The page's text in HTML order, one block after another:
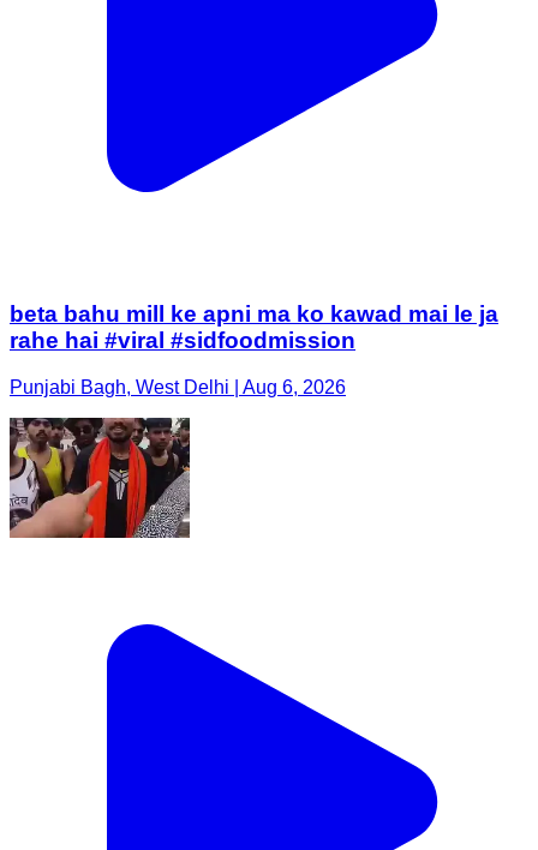
beta bahu mill ke apni ma ko kawad mai le ja
rahe hai #viral #sidfoodmission
Punjabi Bagh, West Delhi | Aug 6, 2026